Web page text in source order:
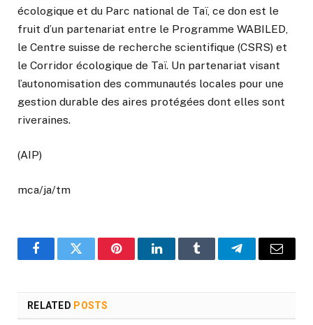
écologique et du Parc national de Taï, ce don est le
fruit d’un partenariat entre le Programme WABILED,
le Centre suisse de recherche scientifique (CSRS) et
le Corridor écologique de Taï. Un partenariat visant
l’autonomisation des communautés locales pour une
gestion durable des aires protégées dont elles sont
riveraines.
(AIP)
mca/ja/tm
FacebookTwitter PinterestLinkedInTumblr TelegramEmail
RELATED POSTS